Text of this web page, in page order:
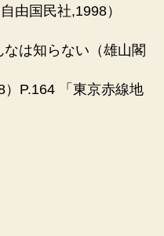
由国民社,1998）
は知らない（雄山閣
P.164 「東京赤線地